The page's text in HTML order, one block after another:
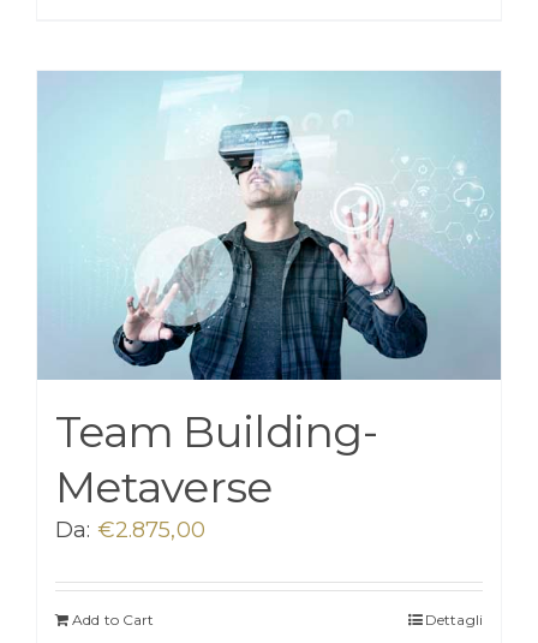
Team Building-
Metaverse
Da: €2.875,00
Add to Cart Dettagli